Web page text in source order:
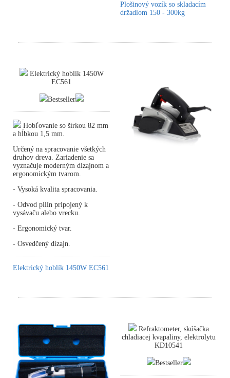
Plošinový vozík so skladacím
držadlom 150 - 300kg
Elektrický hoblík 1450W
EC561
Bestseller
Hobľovanie so šírkou 82 mm
a hĺbkou 1,5 mm.
Určený na spracovanie všetkých
druhov dreva. Zariadenie sa
vyznačuje moderným dizajnom a
ergonomickým tvarom.
- Vysoká kvalita spracovania.
- Odvod pilín pripojený k
vysávaču alebo vrecku.
- Ergonomický tvar.
- Osvedčený dizajn.
Elektrický hoblík 1450W EC561
Refraktometer, skúšačka
chladiacej kvapaliny, elektrolytu
KD10541
Bestseller